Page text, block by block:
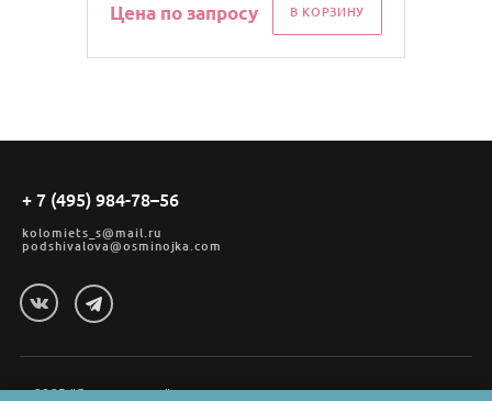
Цена по запросу В КОРЗИНУ
kolomiets_s@mail.ru
podshivalova@osminojka.com
+ 7 (495) 984-78–56
2025 "Осьминожка"